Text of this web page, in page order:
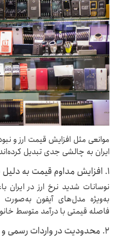
موانعی مثل افزایش قیمت ارز و
ایران به چالشی جدی تبدیل
1. افزایش مداوم قیمت به دلیل نوسانات ارز
نوسانات شدید نرخ ارز در
به‌ویژه مدل‌های آیفون به‌صورت
فاصله قیمتی با درآمد متوسط
2. محدودیت در واردات رسمی و عرضه غیرشفاف